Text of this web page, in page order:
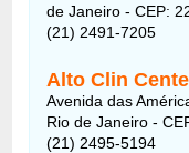
de Janeiro - CEP:
(21) 2491-7205
Alto Clin
Avenida das
Rio de Janeiro -
(21) 2495-5194